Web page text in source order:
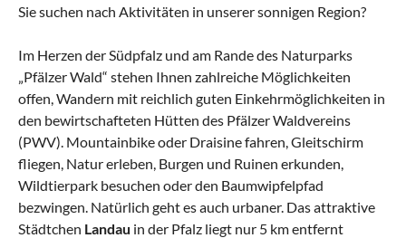
Sie suchen nach Aktivitäten in unserer sonnigen Region?
Im Herzen der Südpfalz und am Rande des Naturparks
„Pfälzer Wald“ stehen Ihnen zahlreiche Möglichkeiten
offen, Wandern mit reichlich guten Einkehrmöglichkeiten in
den bewirtschafteten Hütten des Pfälzer Waldvereins
(PWV). Mountainbike oder Draisine fahren, Gleitschirm
fliegen, Natur erleben, Burgen und Ruinen erkunden,
Wildtierpark besuchen oder den Baumwipfelpfad
bezwingen. Natürlich geht es auch urbaner. Das attraktive
Städtchen Landau in der Pfalz liegt nur 5 km entfernt